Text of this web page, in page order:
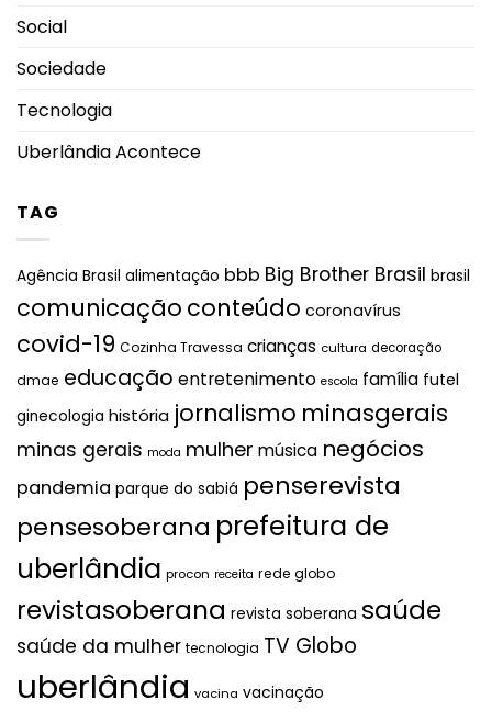
Social
Sociedade
Tecnologia
Uberlândia Acontece
TAG
Agência Brasil alimentação bbb Big Brother Brasil brasil
comunicação conteúdo coronavírus
covid-19 Cozinha Travessa crianças cultura decoração
dmae educação entretenimento escola família futel
ginecologia história jornalismo minasgerais
minas gerais moda mulher música negócios
pandemia parque do sabiá penserevista
pensesoberana prefeitura de
uberlândia procon receita rede globo
revistasoberana revista soberana saúde
saúde da mulher tecnologia TV Globo
uberlândia vacina vacinação